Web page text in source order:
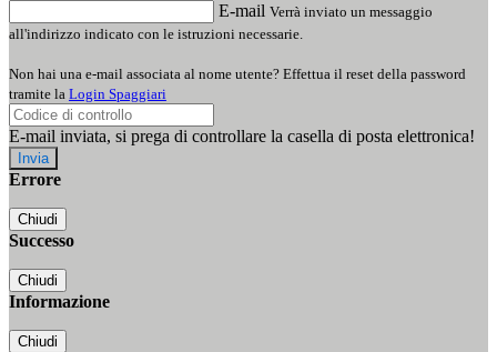
E-mail Verrà inviato un messaggio
all'indirizzo indicato con le istruzioni necessarie.
Non hai una e-mail associata al nome utente? Effettua il reset della password
tramite la Login Spaggiari
E-mail inviata, si prega di controllare la casella di posta elettronica!
Errore
Chiudi
Successo
Chiudi
Informazione
Chiudi